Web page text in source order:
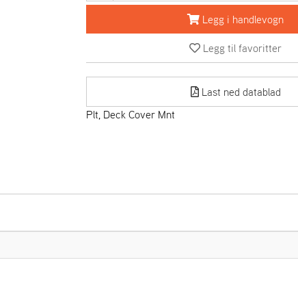
Legg i handlevogn
Legg til favoritter
Last ned datablad
Plt, Deck Cover Mnt